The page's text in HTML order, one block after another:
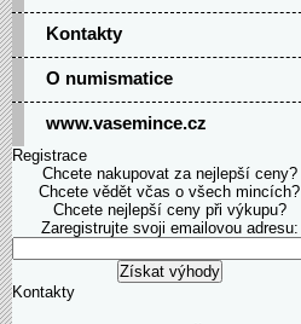
Kontakty
O numismatice
www.vasemince.cz
Registrace
Chcete nakupovat za nejlepší ceny?
Chcete vědět včas o všech mincích?
Chcete nejlepší ceny při výkupu?
Zaregistrujte svoji emailovou adresu:
Kontakty